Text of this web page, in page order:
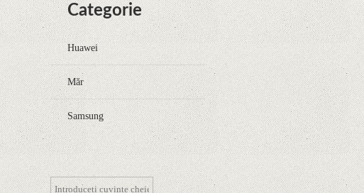
Categorie
Huawei
Măr
Samsung